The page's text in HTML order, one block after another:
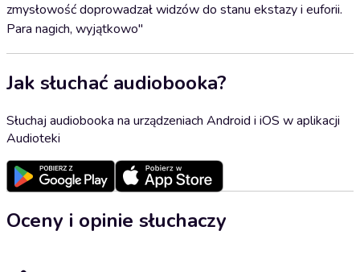
zmysłowość doprowadzał widzów do stanu ekstazy i euforii.
Para nagich, wyjątkowo"
Jak słuchać audiobooka?
Słuchaj audiobooka na urządzeniach Android i iOS w aplikacji
Audioteki
Oceny i opinie słuchaczy